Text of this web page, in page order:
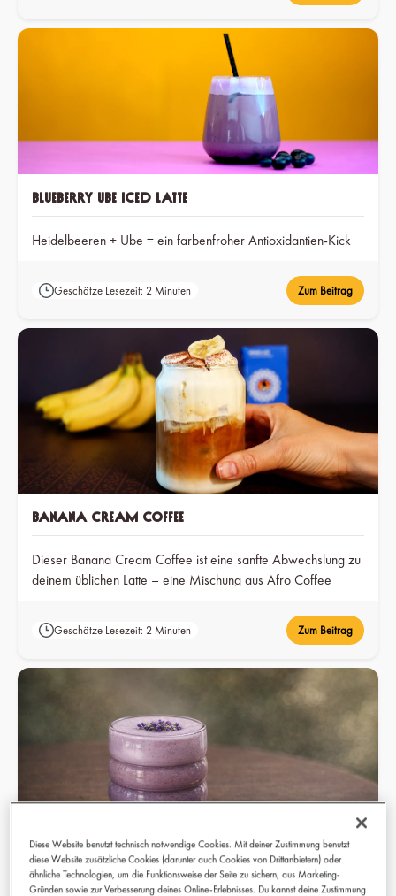
Blueberry Ube Iced Latte
Heidelbeeren + Ube = ein farbenfroher Antioxidantien-Kick
Geschätze Lesezeit: 2 Minuten Zum Beitrag
Banana Cream Coffee
Dieser Banana Cream Coffee ist eine sanfte Abwechslung zu
deinem üblichen Latte – eine Mischung aus Afro Coffee
einem traumhaften Genuss wird, den du zu jeder Tageszeit
genießen kannst.
Geschätze Lesezeit: 2 Minuten Zum Beitrag
Diese Website benutzt technisch notwendige Cookies. Mit deiner Zustimmung benutzt
diese Website zusätzliche Cookies (darunter auch Cookies von Drittanbietern) oder
ähnliche Technologien, um die Funktionsweise der Seite zu sichern, aus Marketing-
Gründen sowie zur Verbesserung deines Online-Erlebnisses. Du kannst deine Zustimmung